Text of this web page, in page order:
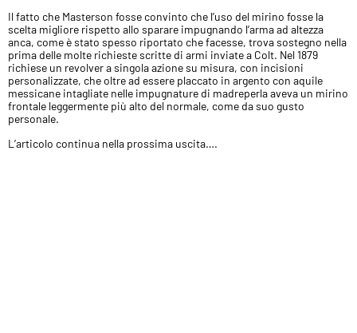
Il fatto che Masterson fosse convinto che l’uso del mirino fosse la
scelta migliore rispetto allo sparare impugnando l’arma ad altezza
anca, come è stato spesso riportato che facesse, trova sostegno nella
prima delle molte richieste scritte di armi inviate a Colt. Nel 1879
richiese un revolver a singola azione su misura, con incisioni
personalizzate, che oltre ad essere placcato in argento con aquile
messicane intagliate nelle impugnature di madreperla aveva un mirino
frontale leggermente più alto del normale, come da suo gusto
personale.
L’articolo continua nella prossima uscita….